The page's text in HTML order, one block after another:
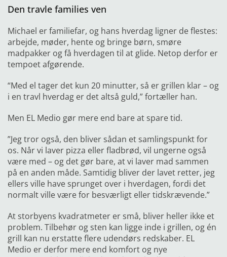
Den travle families ven
Michael er familiefar, og hans hverdag ligner de flestes:
arbejde, møder, hente og bringe børn, smøre
madpakker og få hverdagen til at glide. Netop derfor er
tempoet afgørende.
“Med el tager det kun 20 minutter, så er grillen klar – og
i en travl hverdag er det altså guld,” fortæller han.
Men EL Medio gør mere end bare at spare tid.
”Jeg tror også, den bliver sådan et samlingspunkt for
os. Når vi laver pizza eller fladbrød, vil ungerne også
være med – og det gør bare, at vi laver mad sammen
på en anden måde. Samtidig bliver der lavet retter, jeg
ellers ville have sprunget over i hverdagen, fordi det
normalt ville være for besværligt eller tidskrævende.”
At storbyens kvadratmeter er små, bliver heller ikke et
problem. Tilbehør og sten kan ligge inde i grillen, og én
grill kan nu erstatte flere udendørs redskaber. EL
Medio er derfor mere end komfort og nye